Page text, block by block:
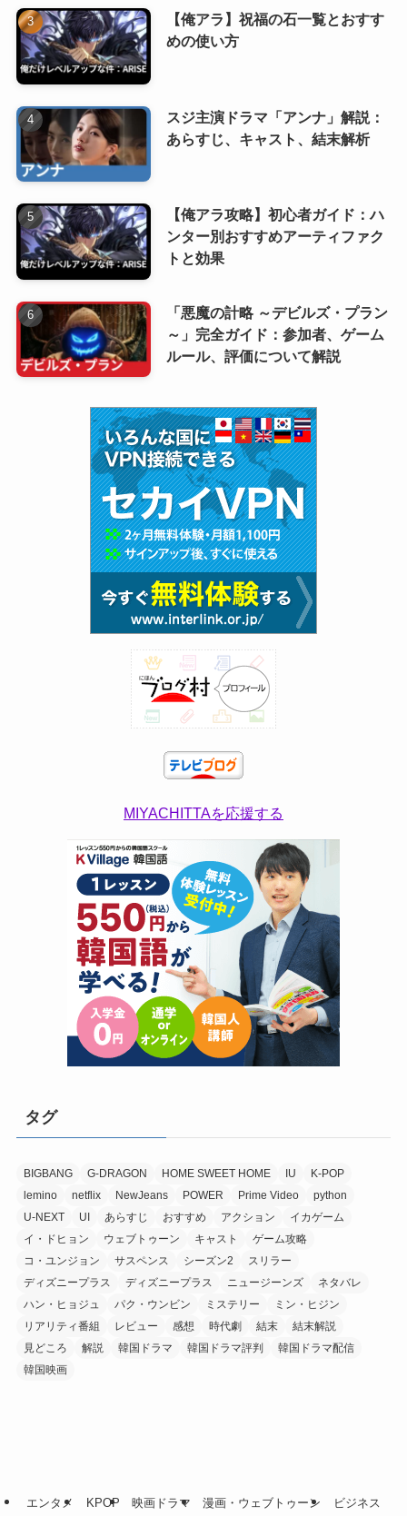
【俺アラ】祝福の石一覧とおすす
めの使い方
スジ主演ドラマ「アンナ」解説：
あらすじ、キャスト、結末解析
【俺アラ攻略】初心者ガイド：ハ
ンター別おすすめアーティファク
トと効果
「悪魔の計略 ～デビルズ・プラン
～」完全ガイド：参加者、ゲーム
ルール、評価について解説
MIYACHITTAを応援する
タグ
BIGBANG G-DRAGON HOME SWEET HOME IU
K-POP
lemino
netflix NewJeans POWER Prime Video
python
U-NEXT
UI あらすじ おすすめ アクション
イカゲーム
イ・ドヒョン
ウェブトゥーン キャスト
ゲーム攻略
コ・ユンジョン
サスペンス シーズン2
スリラー
ディズニープラス
ディズニープラス ニュージーンズ
ネタバレ
ハン・ヒョジュ
パク・ウンビン ミステリー
ミン・ヒジン
リアリティ番組
レビュー 感想 時代劇 結末
結末解説
見どころ
解説 韓国ドラマ 韓国ドラマ評判
韓国ドラマ配信
韓国映画
エンタメ KPOP 映画ドラマ 漫画・ウェブトゥーン ビジネス